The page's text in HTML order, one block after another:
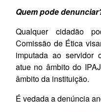
Quem pode
Qualquer cidadão
Comissão de Ética
imputada ao servidor
atue no âmbito do
âmbito da instituição.
É vedada a denúncia